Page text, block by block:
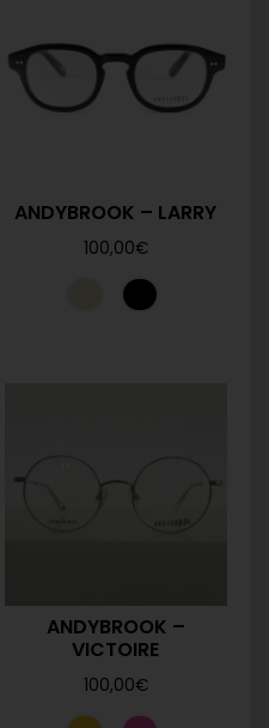
ANDYBROOK – LARRY
100,00€
ANDYBROOK –
VICTOIRE
100,00€